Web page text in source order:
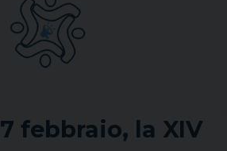
febbraio, la XIV